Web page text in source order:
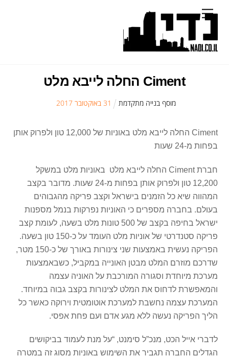
content
Menu
Ciment החלה לייבא מלט
מוסף בנייה מתקדמת 31 באוקטובר 2017
Ciment החלה לייבא מלט באוניות של 12,000 טון ולפרוק אותן
בפחות מ-24 שעות
חברת Ciment החלה לייבא מלט באוניות מלט במשקל
12,200 טון ולפרוק אותן בפחות מ-24 שעות. מדובר בקצב
המהווה שיא כל הזמנים בישראל וקצב פריקה מהגבוהים
בעולם. בחברה מספרים כי האוניות נפרקות בנמל מספנות
ישראל בחיפה בקצב של 500 טונות מלט בשעה, לעומת קצב
פריקה סטנדרטי של אוניות מלט העומד על כ-150 טון בשעה.
הפריקה נעשית באמצעות שני צינורות באורך של כ-150 מטר,
שדרכם מוזרם המלט מבטן האונייה במקביל, כשבאמצעות
מערכת מיוחדת וסגורה המורכבת על האוניה עצמה
והמאפשרת לדחוס את המלט לצינורות בקצב גבוה במיוחד.
המערכת עצמה נחשבת למערכת אוטומטית וירוקה כאשר כל
הליך הפריקה נעשה ללא מגע אדם ועם פחת אפסי.
לדברי אייל הכט, מנכ”ל סימנט, “על מנת לעמוד בביקושים
הגדלים החברה תגביר את השימוש באוניות מסוג זה במטרה